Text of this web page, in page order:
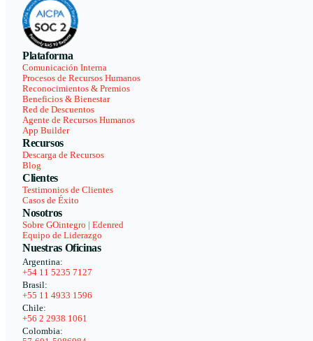
Plataforma
Comunicación Interna
Procesos de Recursos Humanos
Reconocimientos & Premios
Beneficios & Bienestar
Red de Descuentos
Agente de Recursos Humanos
App Builder
Recursos
Descarga de Recursos
Blog
Clientes
Testimonios de Clientes
Casos de Éxito
Nosotros
Sobre GOintegro | Edenred
Equipo de Liderazgo
Nuestras Oficinas
Argentina:
+54 11 5235 7127
Brasil:
+55 11 4933 1596
Chile:
+56 2 2938 1061
Colombia: